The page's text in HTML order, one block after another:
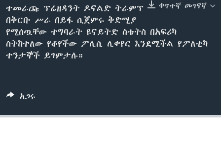
ቋንቋዎች
ቀጥተኛ መገናኛ
ተመራጩ ፕሬዘዳንት ዶናልድ ትራምፕ
በቅርቡ ሥራ በይፋ ሲጀምሩ ቅድሚያ
የሚሰጧቸው ተግባራት ዩናይትድ ስቴትስ በአፍሪካ
ስትከተለው የቆየችው ፖሊሲ ሊቀየር እንደሚችል የፖለቲካ
ተንታኞች ይገምታሉ።
አጋሩ